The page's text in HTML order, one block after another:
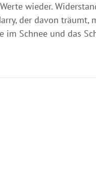
wieder.
der davon träumt,
im Schnee und das